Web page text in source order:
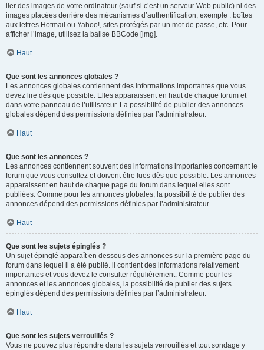
lier des images de votre ordinateur (sauf si c’est un serveur Web public) ni des
images placées derrière des mécanismes d’authentification, exemple : boîtes
aux lettres Hotmail ou Yahoo!, sites protégés par un mot de passe, etc. Pour
afficher l’image, utilisez la balise BBCode [img].
Haut
Que sont les annonces globales ?
Les annonces globales contiennent des informations importantes que vous
devez lire dès que possible. Elles apparaissent en haut de chaque forum et
dans votre panneau de l’utilisateur. La possibilité de publier des annonces
globales dépend des permissions définies par l’administrateur.
Haut
Que sont les annonces ?
Les annonces contiennent souvent des informations importantes concernant le
forum que vous consultez et doivent être lues dès que possible. Les annonces
apparaissent en haut de chaque page du forum dans lequel elles sont
publiées. Comme pour les annonces globales, la possibilité de publier des
annonces dépend des permissions définies par l’administrateur.
Haut
Que sont les sujets épinglés ?
Un sujet épinglé apparaît en dessous des annonces sur la première page du
forum dans lequel il a été publié. il contient des informations relativement
importantes et vous devez le consulter régulièrement. Comme pour les
annonces et les annonces globales, la possibilité de publier des sujets
épinglés dépend des permissions définies par l’administrateur.
Haut
Que sont les sujets verrouillés ?
Vous ne pouvez plus répondre dans les sujets verrouillés et tout sondage y